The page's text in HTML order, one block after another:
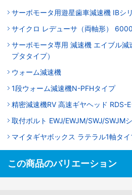
サーボモータ用遊星歯車減速機 IBシ
サイクロ レデューサ（両軸形）
サーボモータ専用 減速機 エイブル減
プタタイプ）
ウォーム減速機
1段ウォーム減速機N-PFHタイプ
精密減速機RV 高速ギヤヘッド RDS-
取付ボルト EWJ/EWJM/SWJ/SWJM
マイタギヤボックス ラテラル1軸タイ
この商品のバリエーション